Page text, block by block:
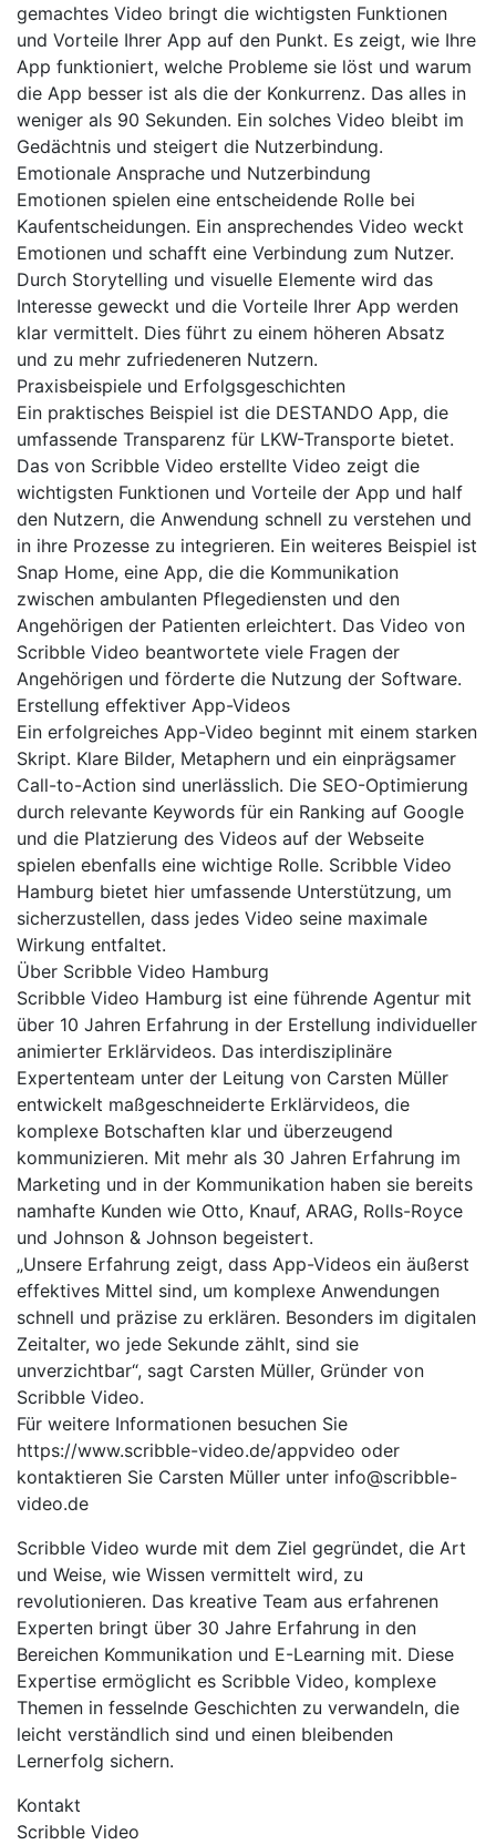
gemachtes Video bringt die wichtigsten Funktionen
und Vorteile Ihrer App auf den Punkt. Es zeigt, wie Ihre
App funktioniert, welche Probleme sie löst und warum
die App besser ist als die der Konkurrenz. Das alles in
weniger als 90 Sekunden. Ein solches Video bleibt im
Gedächtnis und steigert die Nutzerbindung.
Emotionale Ansprache und Nutzerbindung
Emotionen spielen eine entscheidende Rolle bei
Kaufentscheidungen. Ein ansprechendes Video weckt
Emotionen und schafft eine Verbindung zum Nutzer.
Durch Storytelling und visuelle Elemente wird das
Interesse geweckt und die Vorteile Ihrer App werden
klar vermittelt. Dies führt zu einem höheren Absatz
und zu mehr zufriedeneren Nutzern.
Praxisbeispiele und Erfolgsgeschichten
Ein praktisches Beispiel ist die DESTANDO App, die
umfassende Transparenz für LKW-Transporte bietet.
Das von Scribble Video erstellte Video zeigt die
wichtigsten Funktionen und Vorteile der App und half
den Nutzern, die Anwendung schnell zu verstehen und
in ihre Prozesse zu integrieren. Ein weiteres Beispiel ist
Snap Home, eine App, die die Kommunikation
zwischen ambulanten Pflegediensten und den
Angehörigen der Patienten erleichtert. Das Video von
Scribble Video beantwortete viele Fragen der
Angehörigen und förderte die Nutzung der Software.
Erstellung effektiver App-Videos
Ein erfolgreiches App-Video beginnt mit einem starken
Skript. Klare Bilder, Metaphern und ein einprägsamer
Call-to-Action sind unerlässlich. Die SEO-Optimierung
durch relevante Keywords für ein Ranking auf Google
und die Platzierung des Videos auf der Webseite
spielen ebenfalls eine wichtige Rolle. Scribble Video
Hamburg bietet hier umfassende Unterstützung, um
sicherzustellen, dass jedes Video seine maximale
Wirkung entfaltet.
Über Scribble Video Hamburg
Scribble Video Hamburg ist eine führende Agentur mit
über 10 Jahren Erfahrung in der Erstellung individueller
animierter Erklärvideos. Das interdisziplinäre
Expertenteam unter der Leitung von Carsten Müller
entwickelt maßgeschneiderte Erklärvideos, die
komplexe Botschaften klar und überzeugend
kommunizieren. Mit mehr als 30 Jahren Erfahrung im
Marketing und in der Kommunikation haben sie bereits
namhafte Kunden wie Otto, Knauf, ARAG, Rolls-Royce
und Johnson & Johnson begeistert.
„Unsere Erfahrung zeigt, dass App-Videos ein äußerst
effektives Mittel sind, um komplexe Anwendungen
schnell und präzise zu erklären. Besonders im digitalen
Zeitalter, wo jede Sekunde zählt, sind sie
unverzichtbar“, sagt Carsten Müller, Gründer von
Scribble Video.
Für weitere Informationen besuchen Sie
https://www.scribble-video.de/appvideo oder
kontaktieren Sie Carsten Müller unter info@scribble-
video.de
Scribble Video wurde mit dem Ziel gegründet, die Art
und Weise, wie Wissen vermittelt wird, zu
revolutionieren. Das kreative Team aus erfahrenen
Experten bringt über 30 Jahre Erfahrung in den
Bereichen Kommunikation und E-Learning mit. Diese
Expertise ermöglicht es Scribble Video, komplexe
Themen in fesselnde Geschichten zu verwandeln, die
leicht verständlich sind und einen bleibenden
Lernerfolg sichern.
Kontakt
Scribble Video